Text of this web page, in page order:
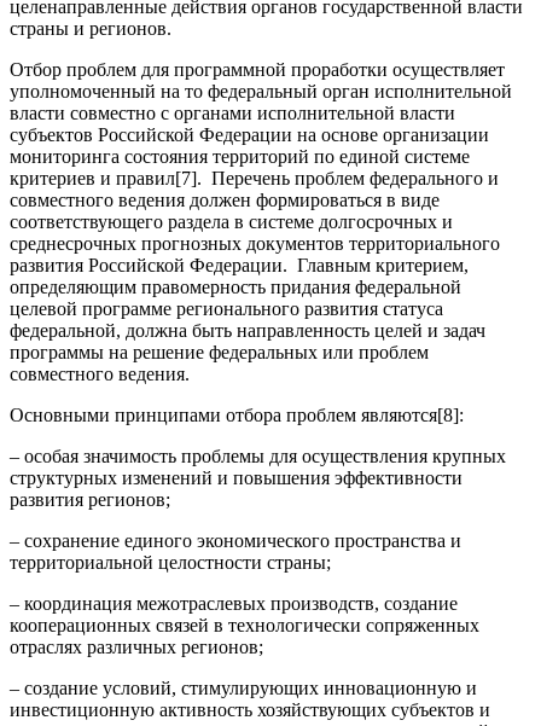
целенаправленные действия органов государственной власти
страны и регионов.
Отбор проблем для программной проработки осуществляет
уполномоченный на то федеральный орган исполнительной
власти совместно с органами исполнительной власти
субъектов Российской Федерации на основе организации
мониторинга состояния территорий по единой системе
критериев и правил[7]. Перечень проблем федерального и
совместного ведения должен формироваться в виде
соответствующего раздела в системе долгосрочных и
среднесрочных прогнозных документов территориального
развития Российской Федерации. Главным критерием,
определяющим правомерность придания федеральной
целевой программе регионального развития статуса
федеральной, должна быть направленность целей и задач
программы на решение федеральных или проблем
совместного ведения.
Основными принципами отбора проблем являются[8]:
– особая значимость проблемы для осуществления крупных
структурных изменений и повышения эффективности
развития регионов;
– сохранение единого экономического пространства и
территориальной целостности страны;
– координация межотраслевых производств, создание
кооперационных связей в технологически сопряженных
отраслях различных регионов;
– создание условий, стимулирующих инновационную и
инвестиционную активность хозяйствующих субъектов и